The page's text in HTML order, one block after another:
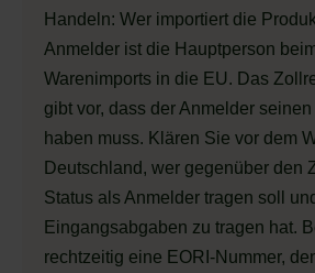
Handeln: Wer importiert die
Anmelder ist die Hauptperson
Warenimports in die EU. Das
gibt vor, dass der Anmelder
haben muss. Klären Sie vor dem
Deutschland, wer gegenüber den
Status als Anmelder tragen soll
Eingangsabgaben zu tragen hat.
rechtzeitig eine EORI-Nummer,